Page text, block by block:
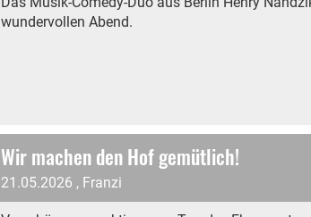
wundervollen Abend.
Wir machen den Hof gemütlich!
21.05.2026 , Franzi